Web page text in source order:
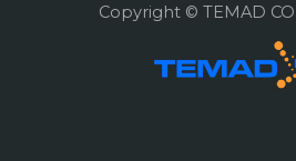
Copyright © TEMAD CO